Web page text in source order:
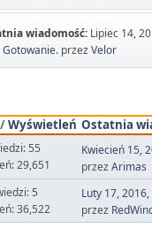
wiadomość: Lipiec 14,
Gotowanie. przezVelor
/Wyświetleń Ostatnia
55
29,651
Kwiecień 15,
przezArimas
5
36,522
Luty 17,
przez